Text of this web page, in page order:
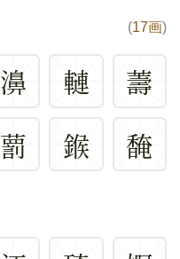
(17画)
濞 轋
薵
藅 鍭 馣